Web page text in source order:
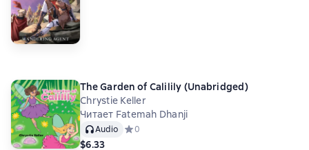
The Garden of Calilily (Unabridged)
Chrystie Keller
Читает Fatemah Dhanji
Audio Средний рейтинг 0 на основе 0 оценок
0
$6.33